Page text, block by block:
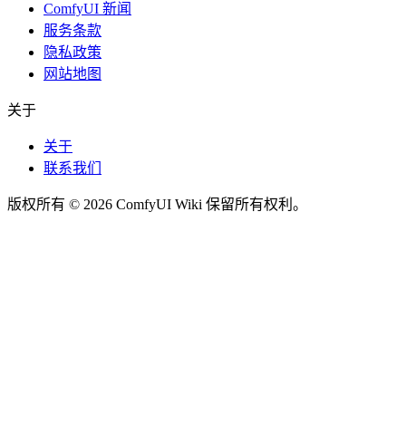
ComfyUI 新闻
服务条款
隐私政策
网站地图
关于
关于
联系我们
版权所有 © 2026 ComfyUI Wiki 保留所有权利。